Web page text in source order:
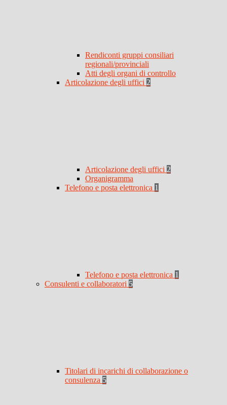
Rendiconti gruppi consiliari
regionali/provinciali
Atti degli organi di controllo
Articolazione degli uffici 2
Articolazione degli uffici 2
Organigramma
Telefono e posta elettronica 1
Telefono e posta elettronica 1
Consulenti e collaboratori 5
Titolari di incarichi di collaborazione o
consulenza 5